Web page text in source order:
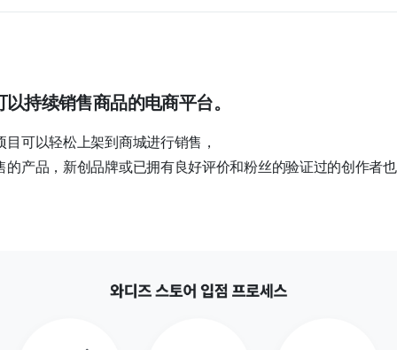
持续销售商品的电商平台。
可以轻松上架到商城进行销售，
的产品，新创品牌或已拥有良好评价和粉丝的验证过的创作者